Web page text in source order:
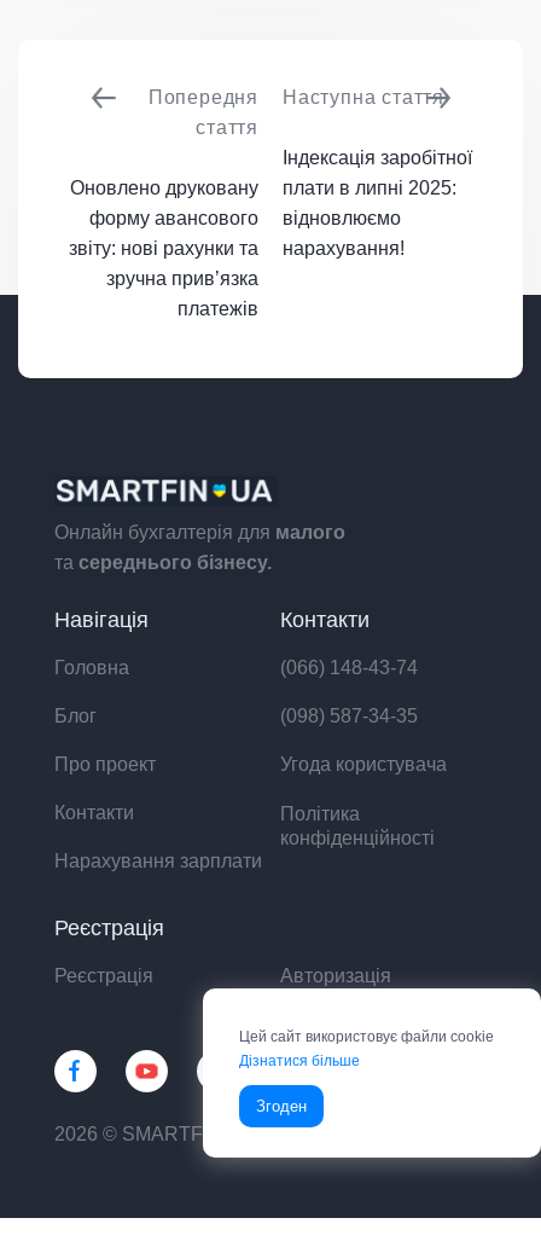
Попередня
стаття
Оновлено друковану
форму авансового
звіту: нові рахунки та
зручна прив’язка
платежів
Наступна стаття
Індексація заробітної
плати в липні 2025:
відновлюємо
нарахування!
Онлайн бухгалтерія для малого
та середнього бізнесу.
2026 © SMARTFIN UA
Навігація
Головна
Блог
Про проект
Контакти
Нарахування зарплати
Контакти
(066) 148-43-74
(098) 587-34-35
Угода користувача
Політика
конфіденційності
Реєстрація
Реєстрація Авторизація
Цей сайт використовує файли cookie
Дізнатися більше
Згоден